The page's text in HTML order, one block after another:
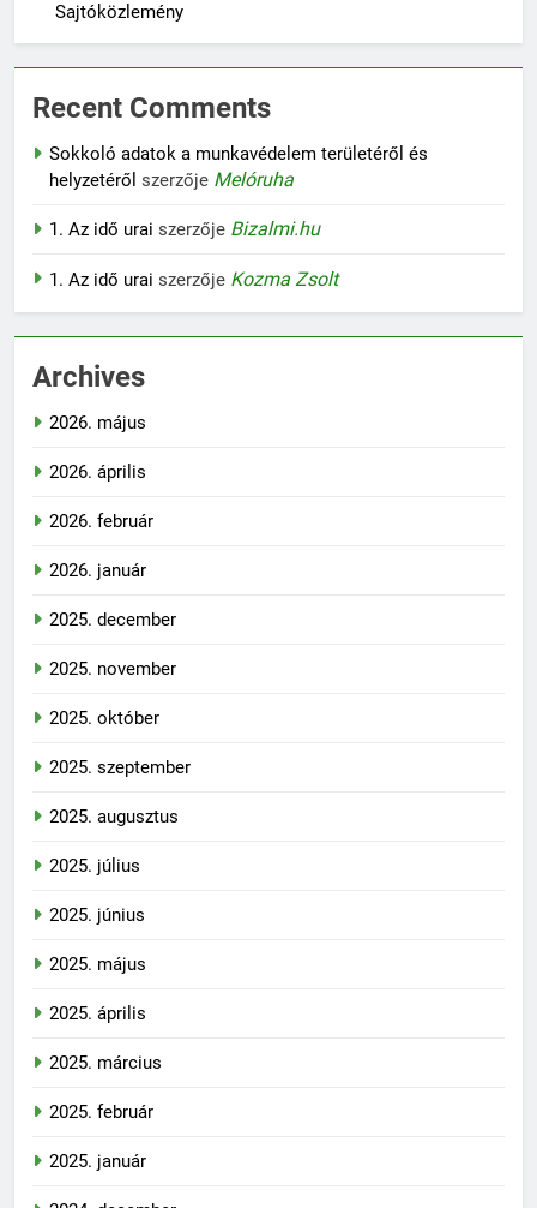
Sajtóközlemény
Recent Comments
Sokkoló adatok a munkavédelem területéről és
helyzetéről szerzője Melóruha
1. Az idő urai szerzője Bizalmi.hu
1. Az idő urai szerzője Kozma Zsolt
Archives
2026. május
2026. április
2026. február
2026. január
2025. december
2025. november
2025. október
2025. szeptember
2025. augusztus
2025. július
2025. június
2025. május
2025. április
2025. március
2025. február
2025. január